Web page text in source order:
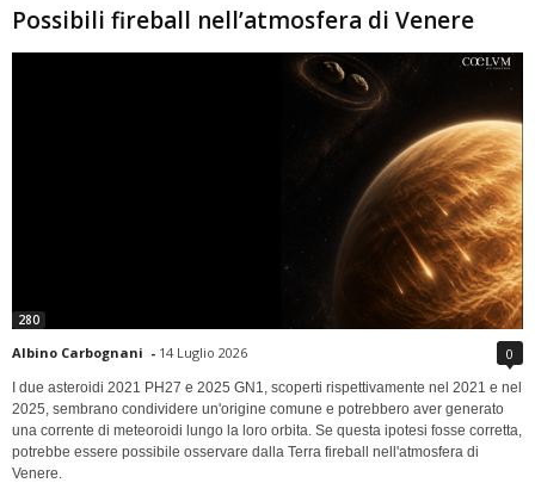
Possibili fireball nell’atmosfera di Venere
280
Albino Carbognani - 14 Luglio 2026 0
I due asteroidi 2021 PH27 e 2025 GN1, scoperti rispettivamente nel 2021 e nel
2025, sembrano condividere un'origine comune e potrebbero aver generato
una corrente di meteoroidi lungo la loro orbita. Se questa ipotesi fosse corretta,
potrebbe essere possibile osservare dalla Terra fireball nell'atmosfera di
Venere.